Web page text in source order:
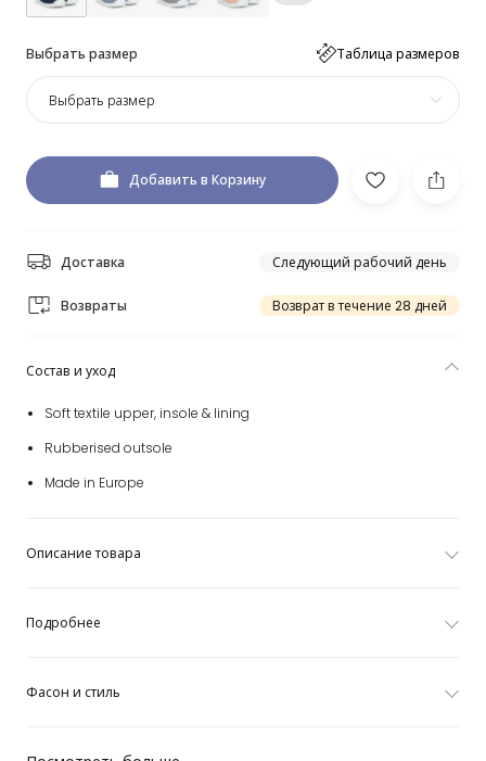
Выбрать размер Таблица размеров
Выбрать размер
Добавить в Корзину
Доставка Следующий рабочий день
Возвраты Возврат в течение 28 дней
Состав и уход
Soft textile upper, insole & lining
Rubberised outsole
Made in Europe
Описание товара
Подробнее
Фасон и стиль